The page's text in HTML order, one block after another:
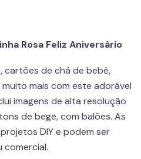
Rosa Feliz Aniversário
cartões de chá de bebê,
mais com este adorável
imagens de alta resolução
de bege, com balões. As
DIY e podem ser
comercial.